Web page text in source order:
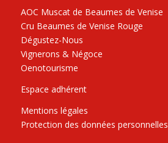
AOC Muscat de Beaumes de Venise
Cru Beaumes de Venise Rouge
Dégustez-Nous
Vignerons & Négoce
Oenotourisme
Espace adhérent
Mentions légales
Protection des données personnelles